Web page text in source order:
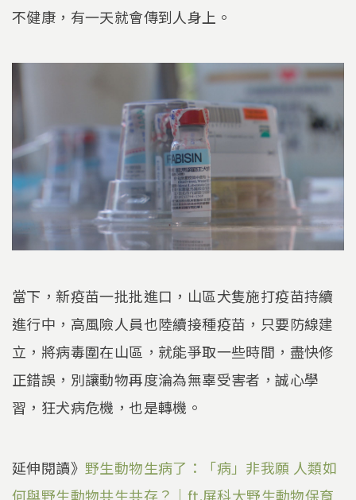
不健康，有一天就會傳到人身上。
當下，新疫苗一批批進口，山區犬隻施打疫苗持續
進行中，高風險人員也陸續接種疫苗，只要防線建
立，將病毒圍在山區，就能爭取一些時間，盡快修
正錯誤，別讓動物再度淪為無辜受害者，誠心學
習，狂犬病危機，也是轉機。
延伸閱讀》 野生動物生病了：「病」非我願 人類如
何與野生動物共生共存？｜ft.屏科大野生動物保育